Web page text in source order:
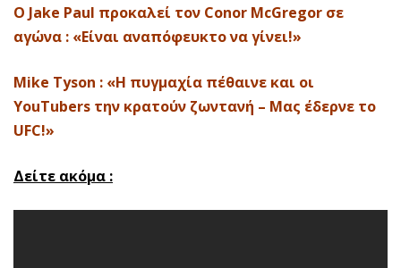
Ο Jake Paul προκαλεί τον Conor McGregor σε
αγώνα : «Είναι αναπόφευκτο να γίνει!»
Mike Tyson : «Η πυγμαχία πέθαινε και οι
YouTubers την κρατούν ζωντανή – Μας έδερνε το
UFC!»
Δείτε ακόμα :